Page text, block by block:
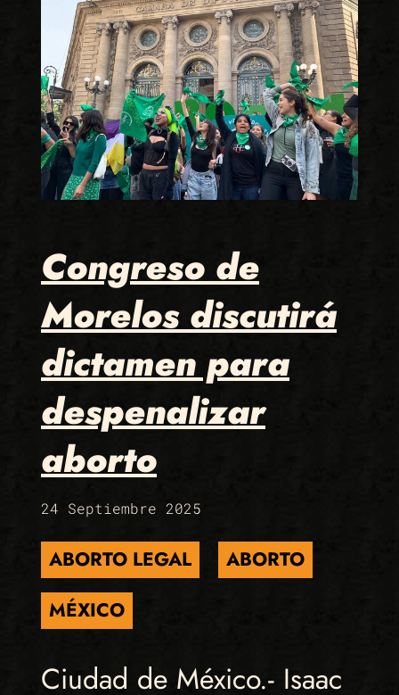
Congreso de
Morelos discutirá
dictamen para
despenalizar
aborto
24 Septiembre 2025
ABORTO LEGAL
ABORTO
MÉXICO
Ciudad de México.- Isaac